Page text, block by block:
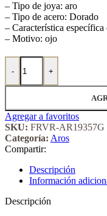
– Tipo de joya: aro
– Tipo de acero: Dorado
– Característica
– Motivo: ojo
-
Aro de Acero Dorado
+
Agregar a favoritos
SKU: FRVR-AR19357G
Categoría: Aros
Compartir:
Descripción
Información
Descripción